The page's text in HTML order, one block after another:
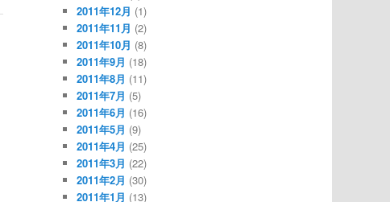
2011年12月 (1)
2011年11月 (2)
2011年10月 (8)
2011年9月 (18)
2011年8月 (11)
2011年7月 (5)
2011年6月 (16)
2011年5月 (9)
2011年4月 (25)
2011年3月 (22)
2011年2月 (30)
2011年1月 (13)